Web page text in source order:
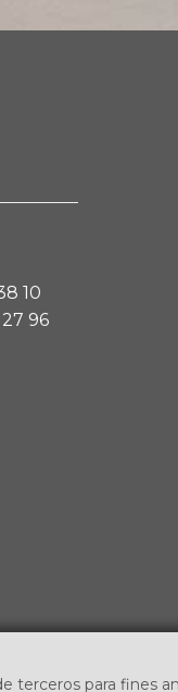
10
96
terceros para fines